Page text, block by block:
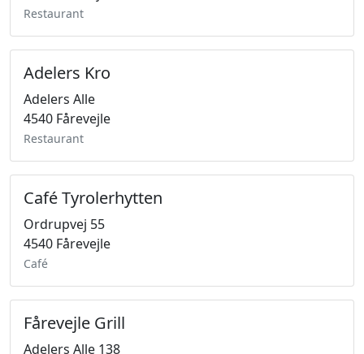
Restaurant
Adelers Kro
Adelers Alle
4540 Fårevejle
Restaurant
Café Tyrolerhytten
Ordrupvej 55
4540 Fårevejle
Café
Fårevejle Grill
Adelers Alle 138